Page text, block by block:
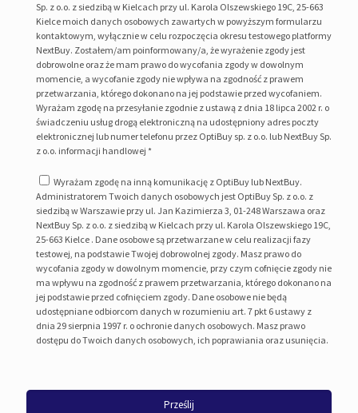
Sp. z o.o. z siedzibą w Kielcach przy ul. Karola Olszewskiego 19C, 25-663
Kielce moich danych osobowych zawartych w powyższym formularzu
kontaktowym, wyłącznie w celu rozpoczęcia okresu testowego platformy
NextBuy. Zostałem/am poinformowany/a, że wyrażenie zgody jest
dobrowolne oraz że mam prawo do wycofania zgody w dowolnym
momencie, a wycofanie zgody nie wpływa na zgodność z prawem
przetwarzania, którego dokonano na jej podstawie przed wycofaniem.
Wyrażam zgodę na przesyłanie zgodnie z ustawą z dnia 18 lipca 2002 r. o
świadczeniu usług drogą elektroniczną na udostępniony adres poczty
elektronicznej lub numer telefonu przez OptiBuy sp. z o.o. lub NextBuy Sp.
z o.o. informacji handlowej *
Wyrażam zgodę na inną komunikację z OptiBuy lub NextBuy.
Administratorem Twoich danych osobowych jest OptiBuy Sp. z o.o. z
siedzibą w Warszawie przy ul. Jan Kazimierza 3, 01-248 Warszawa oraz
NextBuy Sp. z o.o. z siedzibą w Kielcach przy ul. Karola Olszewskiego 19C,
25-663 Kielce . Dane osobowe są przetwarzane w celu realizacji fazy
testowej, na podstawie Twojej dobrowolnej zgody. Masz prawo do
wycofania zgody w dowolnym momencie, przy czym cofnięcie zgody nie
ma wpływu na zgodność z prawem przetwarzania, którego dokonano na
jej podstawie przed cofnięciem zgody. Dane osobowe nie będą
udostępniane odbiorcom danych w rozumieniu art. 7 pkt 6 ustawy z
dnia 29 sierpnia 1997 r. o ochronie danych osobowych. Masz prawo
dostępu do Twoich danych osobowych, ich poprawiania oraz usunięcia.